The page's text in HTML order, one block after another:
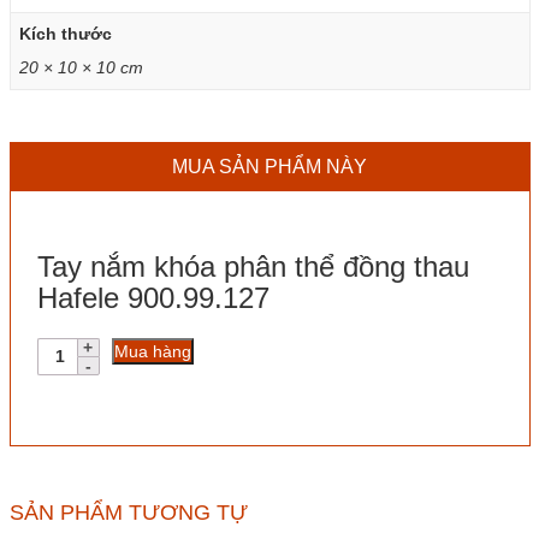
Kích thước
20 × 10 × 10 cm
MUA SẢN PHẨM NÀY
Tay nắm khóa phân thể đồng thau
Hafele 900.99.127
Tay
900.99.127
Mua hàng
SẢN PHẨM TƯƠNG TỰ